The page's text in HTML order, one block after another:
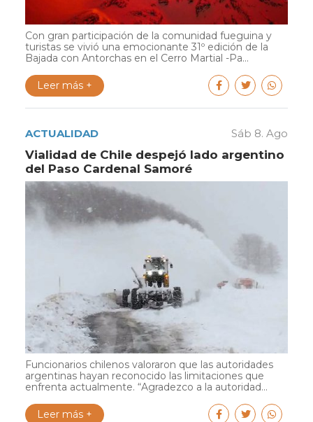
Con gran participación de la comunidad fueguina y
turistas se vivió una emocionante 31º edición de la
Bajada con Antorchas en el Cerro Martial -Pa...
Leer más +
ACTUALIDAD Sáb 8. Ago
Vialidad de Chile despejó lado argentino
del Paso Cardenal Samoré
Funcionarios chilenos valoraron que las autoridades
argentinas hayan reconocido las limitaciones que
enfrenta actualmente. “Agradezco a la autoridad...
Leer más +